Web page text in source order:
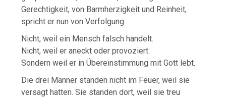
Gerechtigkeit, von Barmherzigkeit und Reinheit,
spricht er nun von Verfolgung.
Nicht, weil ein Mensch falsch handelt.
Nicht, weil er aneckt oder provoziert.
Sondern weil er in Übereinstimmung mit Gott lebt.
Die drei Männer standen nicht im Feuer, weil sie
versagt hatten. Sie standen dort, weil sie treu